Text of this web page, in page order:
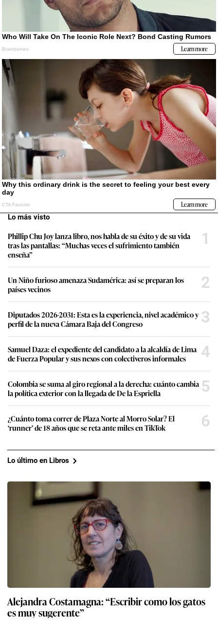
Lo más visto
Phillip Chu Joy lanza libro, nos habla de su éxito y de su vida
tras las pantallas: “Muchas veces el sufrimiento también
enseña”
1
Un Niño furioso amenaza Sudamérica: así se preparan los
países vecinos
2
Diputados 2026-2031: Esta es la experiencia, nivel académico y
perfil de la nueva Cámara Baja del Congreso
3
Samuel Daza: el expediente del candidato a la alcaldía de Lima
de Fuerza Popular y sus nexos con colectiveros informales
4
Colombia se suma al giro regional a la derecha: cuánto cambia
la política exterior con la llegada de De la Espriella
5
¿Cuánto toma correr de Plaza Norte al Morro Solar? El
‘runner’ de 18 años que se reta ante miles en TikTok
6
Lo último en Libros
Alejandra Costamagna: “Escribir como los gatos
es muy sugerente”